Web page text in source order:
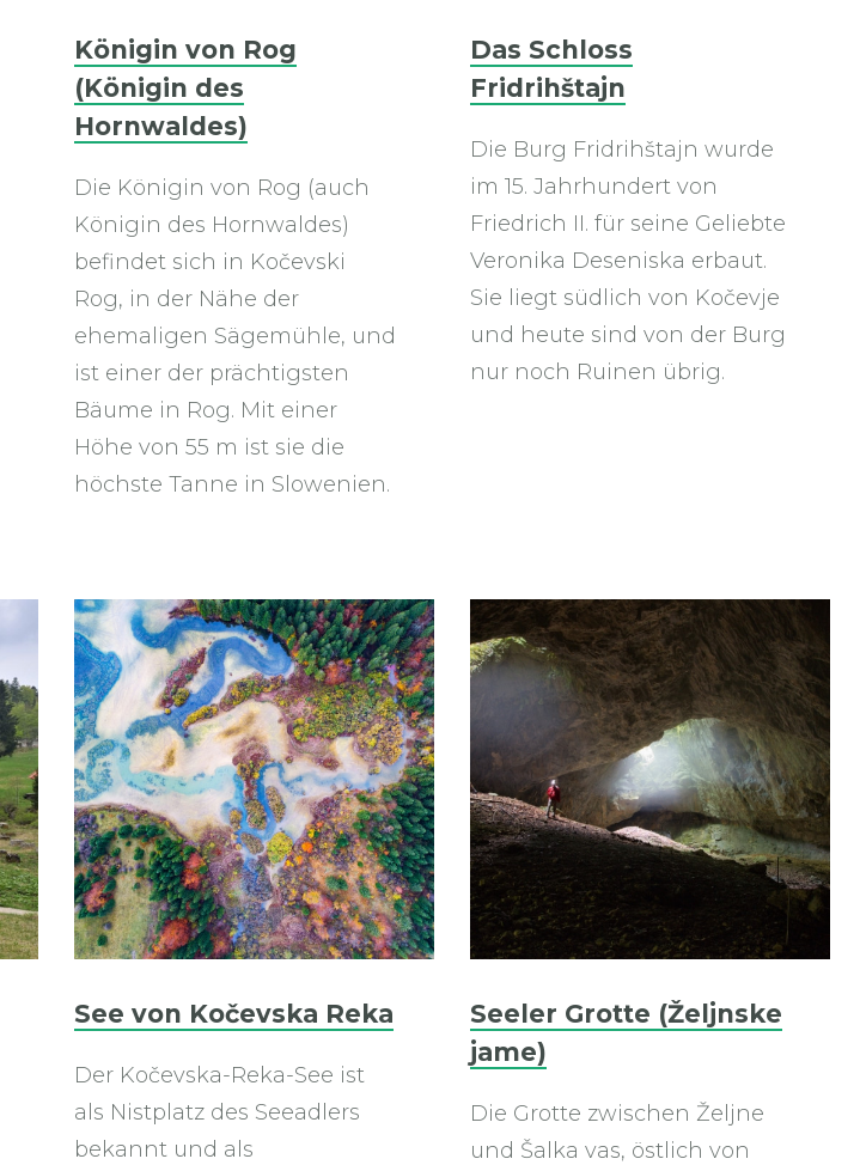
Königin von Rog
(Königin des
Hornwaldes)
Die Königin von Rog (auch
Königin des Hornwaldes)
befindet sich in Kočevski
Rog, in der Nähe der
ehemaligen Sägemühle, und
ist einer der prächtigsten
Bäume in Rog. Mit einer
Höhe von 55 m ist sie die
höchste Tanne in Slowenien.
Das Schloss
Fridrihštajn
Die Burg Fridrihštajn wurde
im 15. Jahrhundert von
Friedrich II. für seine Geliebte
Veronika Deseniska erbaut.
Sie liegt südlich von Kočevje
und heute sind von der Burg
nur noch Ruinen übrig.
See von Kočevska Reka
Der Kočevska-Reka-See ist
als Nistplatz des Seeadlers
bekannt und als
Seeler Grotte (Željnske
jame)
Die Grotte zwischen Željne
und Šalka vas, östlich von